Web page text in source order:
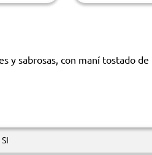
y sabrosas, con maní tostado
SI